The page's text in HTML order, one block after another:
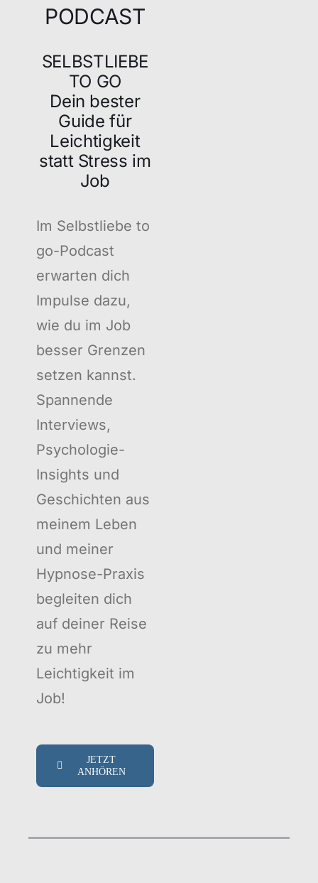
PODCAST
SELBSTLIEBE
TO GO
Dein bester
Guide für
Leichtigkeit
statt Stress im
Job
Im Selbstliebe to
go-Podcast
erwarten dich
Impulse dazu,
wie du im Job
besser Grenzen
setzen kannst.
Spannende
Interviews,
Psychologie-
Insights und
Geschichten aus
meinem Leben
und meiner
Hypnose-Praxis
begleiten dich
auf deiner Reise
zu mehr
Leichtigkeit im
Job!
JETZT
ANHÖREN